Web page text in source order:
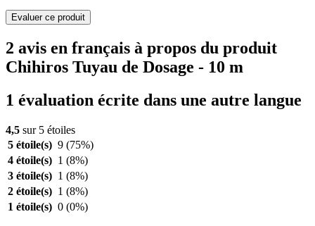
Evaluer ce produit
2 avis en français à propos du produit
Chihiros Tuyau de Dosage - 10 m
1 évaluation écrite dans une autre langue
4,5 sur 5 étoiles
5 étoile(s) 9 (75%)
4 étoile(s) 1 (8%)
3 étoile(s) 1 (8%)
2 étoile(s) 1 (8%)
1 étoile(s) 0 (0%)